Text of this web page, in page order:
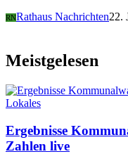
RNRathaus Nachrichten22.
Meistgelesen
Lokales
Ergebnisse
Zahlen live